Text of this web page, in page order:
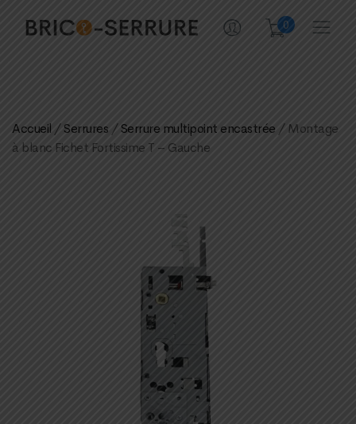
0
Accueil /Serrures /Serrure multipoint encastrée / Montage
à blanc Fichet Fortissime T – Gauche